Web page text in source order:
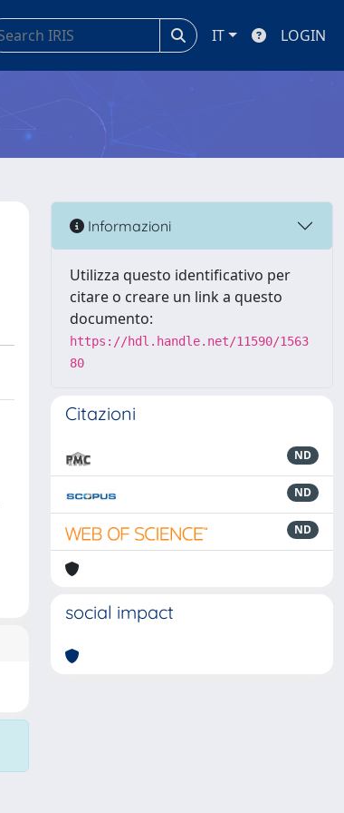
IT LOGIN
Informazioni
Utilizza questo identificativo per
citare o creare un link a questo
documento:
https://hdl.handle.net/11590/1563
80
Citazioni
ND
ND
ND
social impact